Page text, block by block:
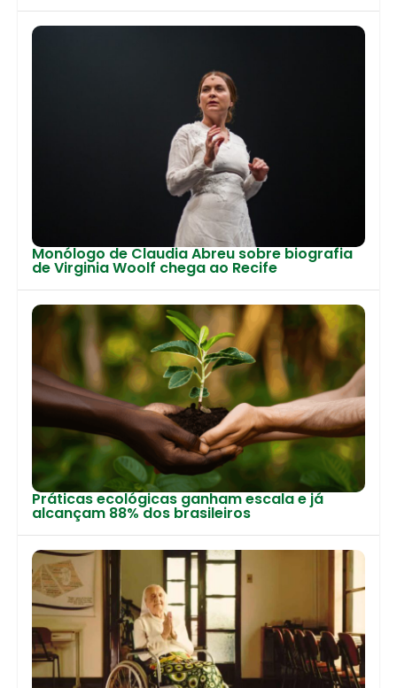
Monólogo de Claudia Abreu sobre biografia
de Virginia Woolf chega ao Recife
Práticas ecológicas ganham escala e já
alcançam 88% dos brasileiros